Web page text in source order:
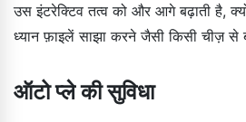
उस इंटरेक्टिव तत्व को और आगे बढ़ाती है,
ध्यान फ़ाइलें साझा करने जैसी किसी चीज़ से
ऑटो प्ले की सुविधा